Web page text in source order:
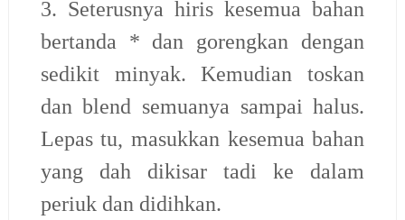
3. Seterusnya hiris kesemua bahan
bertanda * dan gorengkan dengan
sedikit minyak. Kemudian toskan
dan blend semuanya sampai halus.
Lepas tu, masukkan kesemua bahan
yang dah dikisar tadi ke dalam
periuk dan didihkan.